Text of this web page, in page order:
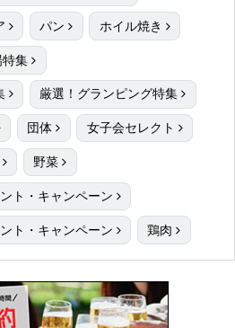
パン ホイル焼き
特集
厳選！グランピング特集
団体 女子会セレクト
野菜
ト・キャンペーン
ト・キャンペーン 鶏肉